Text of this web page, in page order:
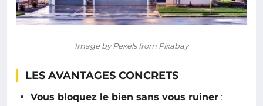
Image by Pexels from Pixabay
LES AVANTAGES CONCRETS
Vous bloquez le bien sans vous ruiner :